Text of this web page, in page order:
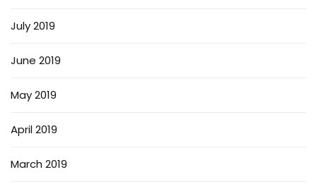
July 2019
June 2019
May 2019
April 2019
March 2019